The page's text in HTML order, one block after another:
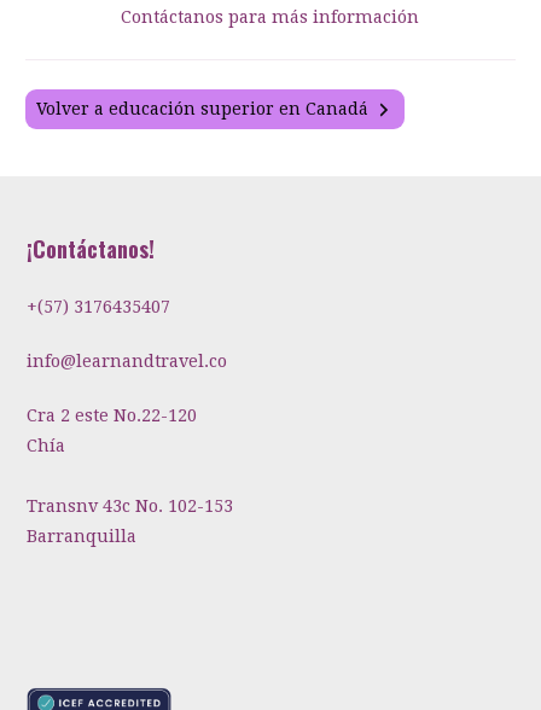
Contáctanos para más información
Volver a educación superior en Canadá
¡Contáctanos!
+(57) 3176435407
info@learnandtravel.co
Cra 2 este No.22-120
Chía
Transnv 43c No. 102-153
Barranquilla